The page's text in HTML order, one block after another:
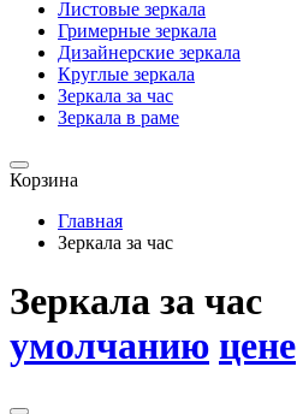
Листовые зеркала
Гримерные зеркала
Дизайнерские зеркала
Круглые зеркала
Зеркала за час
Зеркала в раме
Корзина
Главная
Зеркала за час
Зеркала за час
умолчанию цене